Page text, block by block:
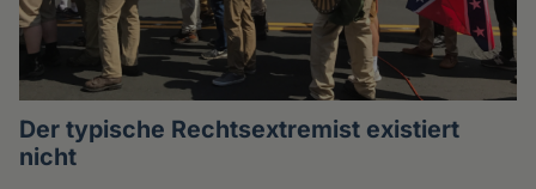
Der typische Rechtsextremist existiert
nicht